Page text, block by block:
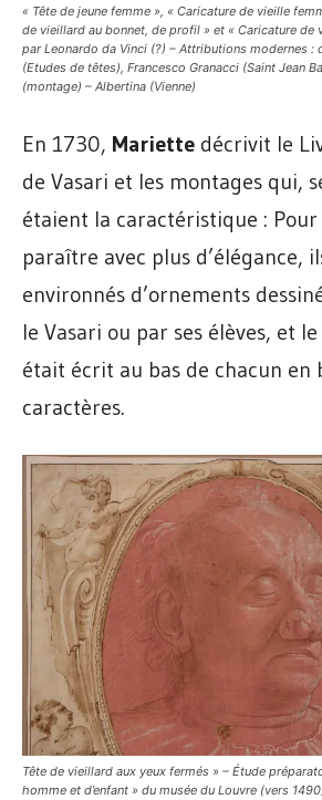
« Tête de jeune femme », « Caricature de vieille
de vieillard au bonnet, de profil » et « Caricature de
par Leonardo da Vinci (?) – Attributions modernes :
(Etudes de têtes), Francesco Granacci (Saint Jean
(montage) – Albertina (Vienne)
En 1730, Mariette décrivit le
de Vasari et les montages qui,
étaient la caractéristique :
paraître avec plus d’élégance,
environnés d’ornements
le Vasari ou par ses élèves, et
était écrit au bas de chacun en
caractères.
Tête de vieillard aux yeux fermés » – Étude
homme et d’enfant » du musée du Louvre (vers